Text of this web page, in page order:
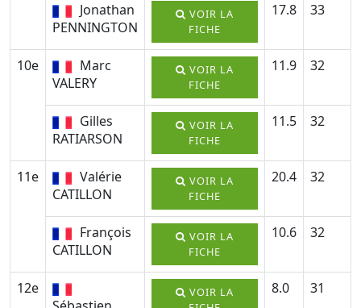
Jonathan
PENNINGTON
VOIR LA
FICHE
17.8 33
10e
Marc
VALERY
VOIR LA
FICHE
11.9 32
Gilles
RATIARSON
VOIR LA
FICHE
11.5 32
11e
Valérie
CATILLON
VOIR LA
FICHE
20.4 32
François
CATILLON
VOIR LA
FICHE
10.6 32
12e
VOIR LA
8.0 31